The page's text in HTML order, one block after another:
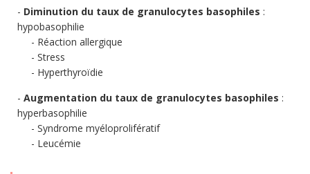
Diminution du taux de granulocytes basophiles :
hypobasophilie
Réaction allergique
Stress
Hyperthyroïdie
Augmentation du taux de granulocytes basophiles :
hyperbasophilie
Syndrome myéloprolifératif
Leucémie